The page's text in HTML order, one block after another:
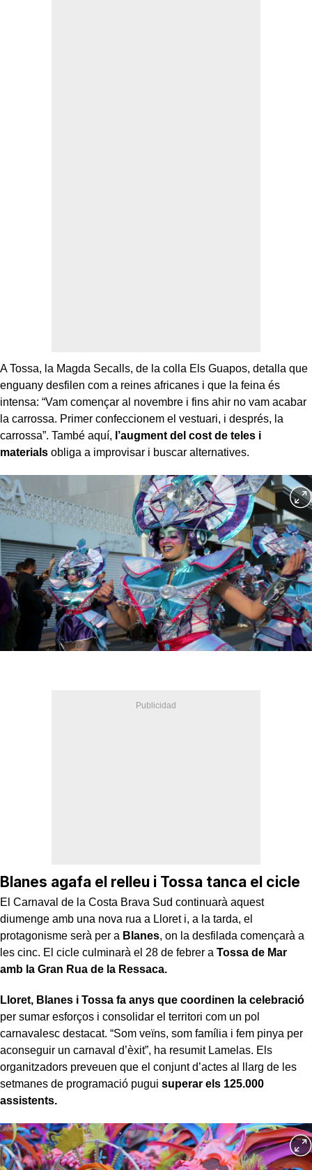
A Tossa, la Magda Secalls, de la colla Els Guapos, detalla que
enguany desfilen com a reines africanes i que la feina és
intensa: “Vam començar al novembre i fins ahir no vam acabar
la carrossa. Primer confeccionem el vestuari, i després, la
carrossa”. També aquí, l’augment del cost de teles i
materials obliga a improvisar i buscar alternatives.
Blanes agafa el relleu i Tossa tanca el cicle
El Carnaval de la Costa Brava Sud continuarà aquest
diumenge amb una nova rua a Lloret i, a la tarda, el
protagonisme serà per a Blanes, on la desfilada començarà a
les cinc. El cicle culminarà el 28 de febrer a Tossa de Mar
amb la Gran Rua de la Ressaca.
Lloret, Blanes i Tossa fa anys que coordinen la celebració
per sumar esforços i consolidar el territori com un pol
carnavalesc destacat. “Som veïns, som família i fem pinya per
aconseguir un carnaval d’èxit”, ha resumit Lamelas. Els
organitzadors preveuen que el conjunt d’actes al llarg de les
setmanes de programació pugui superar els 125.000
assistents.